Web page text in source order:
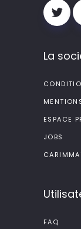
La
ESPACE
JOBS
FAQ